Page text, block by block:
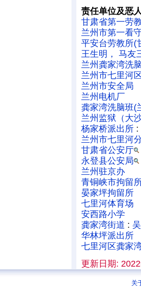
责任单位及恶
甘肃省第一劳
兰州市第一看
平安台劳教所(
王生明 ， 马友
兰州龚家湾洗
兰州市七里河
兰州市安全局
兰州电机厂
龚家湾洗脑班(
兰州监狱（大
杨家桥派出所 :
兰州市七里河
甘肃省公安厅
永登县公安局
兰州驻京办
青铜峡市拘留
晏家坪拘留所
七里河体育场
安西路小学
龚家湾街道 :
华林坪派出所
七里河区龚家
更新日期:
关